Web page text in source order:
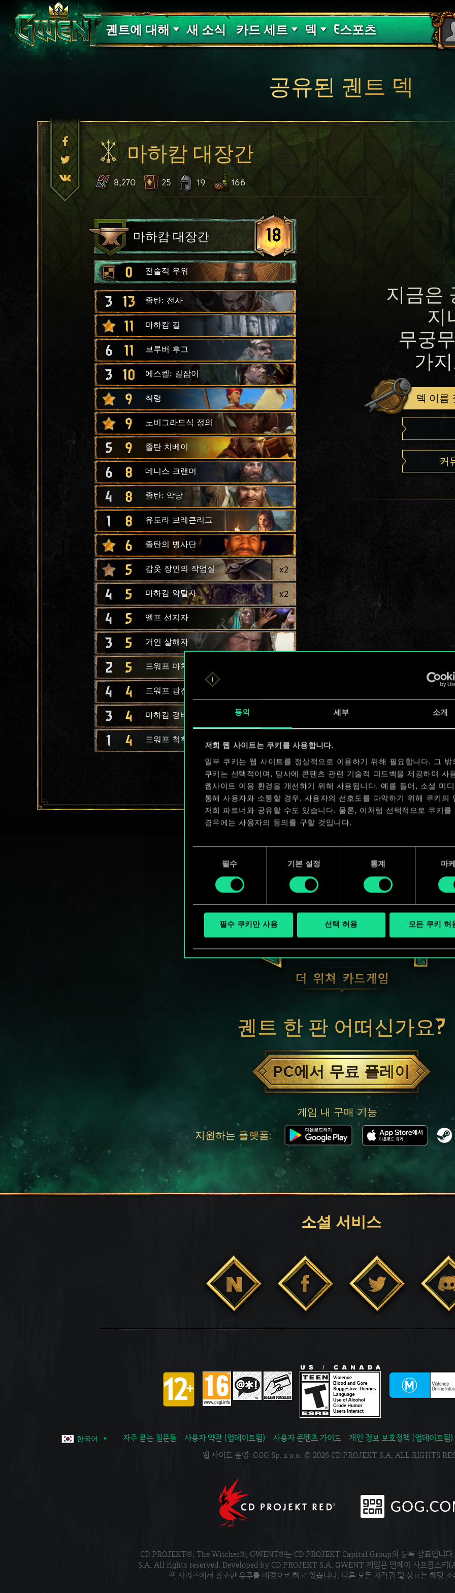
동의 세부 소개
저희 웹 사이트는 쿠키를 사용합니다.
일부 쿠키는 웹 사이트를 정상적으로 이용하기 위해 필요합니다. 그 밖
쿠키는 선택적이며, 당사에 콘텐츠 관련 기술적 피드백을 제공하여 사
웹사이트 이용 환경을 개선하기 위해 사용됩니다. 예를 들어, 소셜 미
통해 사용자와 소통할 경우, 사용자의 선호도를 파악하기 위해 쿠키의
저희 파트너와 공유할 수도 있습니다. 물론, 이처럼 선택적으로 쿠키를
경우에는 사용자의 동의를 구할 것입니다.
쿠키 사용에 관한 세부 사항이나 관련 설정은 아래의 "Settings" 메뉴에
확인할 수 있습니다.
필수 기본 설정 통계 마
필수 쿠키만 사용 선택 허용 모든 쿠키 허
궨트에 대해
고객 지원
새 소식 카드 세트
핏빛 저주
덱
덱 가이드
E스포츠
공유된 궨트 덱
마하캄 대장간
8,270 25 19 166
마하캄 대장간 18
0 전술적 우위
3 13 졸탄: 전사
11 마하캄 길
6 11 브루버 후그
3 10 에스켈: 길잡이
9 칙령
9 노비그라드식 정의
5 9 졸탄 치베이
6 8 데니스 크랜머
4 8 졸탄: 악당
1 8 유도라 브레큰리그
6 졸탄의 병사단
5 갑옷 장인의 작업실 x2
4 5 마하캄 약탈자 x2
4 5 엘프 선지자
3 5 거인 살해자
2 5 드워프 마차
4 4 드워프 광전사
3 4 마하캄 경비병
1 4 드워프 척후병 x2
지금은
지
무궁
가
덱 이름
커
궨트 한 판 어떠신가요?
PC에서 무료 플레이
게임 내 구매 기능
지원하는 플랫폼:
소셜 서비스
한국어 자주 묻는 질문들 사용자 약관 (업데이트됨) 사용자 콘텐츠 가이드
개인 정보 보호정책 (업데이트됨)
웹 사이트 운영: GOG Sp. z o.o. © 2026 CD PROJEKT S.A. ALL RIGHTS
CD PROJEKT®, The Witcher®, GWENT®는 CD PROJEKT Capital Group의 등록 상표입니
S.A. All rights reserved. Developed by CD PROJEKT S.A. GWENT 게임은 안제이 사프콥스키
책 시리즈에서 창조한 우주를 배경으로 하고 있습니다. 다른 모든 저작권 및 상표는 해당